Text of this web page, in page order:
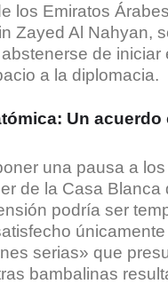
los Emiratos
Zayed Al Nahyan,
de iniciar
a la diplomacia.
Un
una pausa a
de la Casa Blanca
podría ser
únicamente
serias» que
bambalinas